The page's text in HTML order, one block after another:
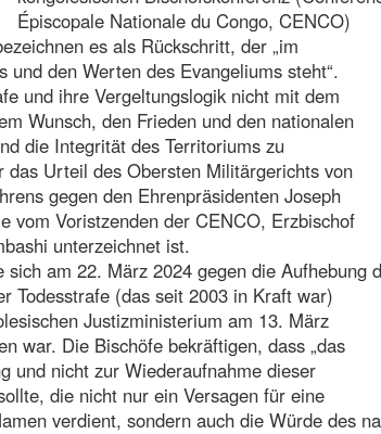
Épiscopale Nationale du Congo, CENCO)
es als Rückschritt, der „im
den Werten des Evangeliums steht“.
und ihre Vergeltungslogik nicht mit dem
Wunsch, den Frieden und den nationalen
die Integrität des Territoriums zu
Urteil des Obersten Militärgerichts von
gegen den Ehrenpräsidenten Joseph
vom Voristzenden der CENCO, Erzbischof
unterzeichnet ist.
am 22. März 2024 gegen die Aufhebung
Todesstrafe (das seit 2003 in Kraft war)
Justizministerium am 13. März
war. Die Bischöfe bekräftigen, dass „das
und nicht zur Wiederaufnahme dieser
die nicht nur ein Versagen für eine
verdient, sondern auch die Würde des